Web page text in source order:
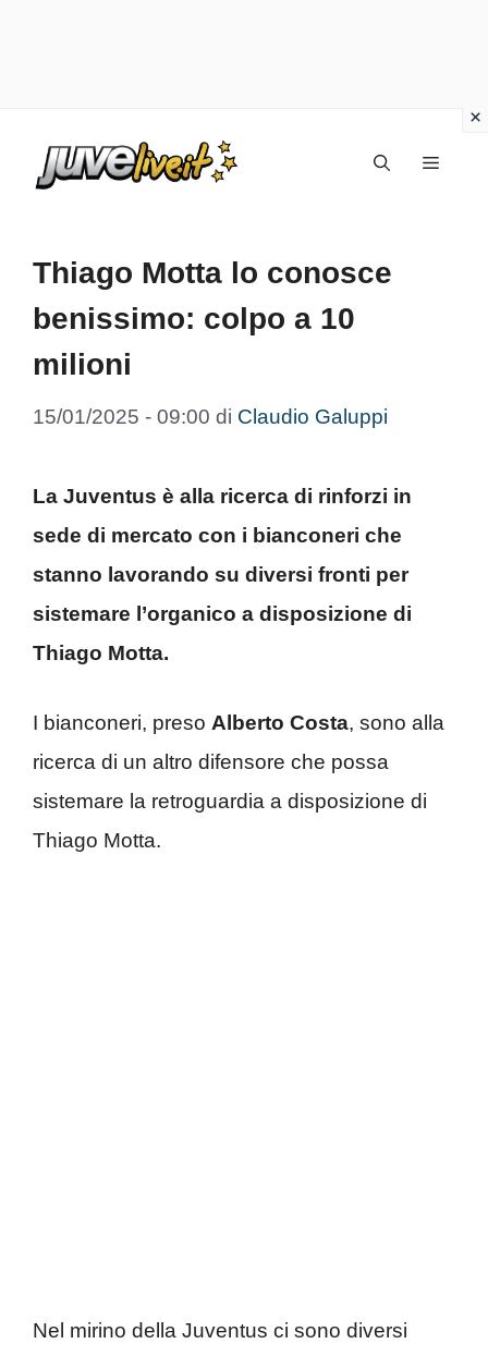
Menu
Thiago Motta lo conosce
benissimo: colpo a 10
milioni
15/01/2025 - 09:00 di Claudio Galuppi
La Juventus è alla ricerca di rinforzi in
sede di mercato con i bianconeri che
stanno lavorando su diversi fronti per
sistemare l’organico a disposizione di
Thiago Motta.
I bianconeri, preso Alberto Costa, sono alla
ricerca di un altro difensore che possa
sistemare la retroguardia a disposizione di
Thiago Motta.
Nel mirino della Juventus ci sono diversi